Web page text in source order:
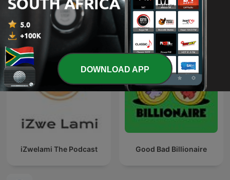
SAfm Market Update with
Moneyweb
Big Boss Interview
iZwelami The Podcast Good Bad Billionaire
DOWNLOAD APP